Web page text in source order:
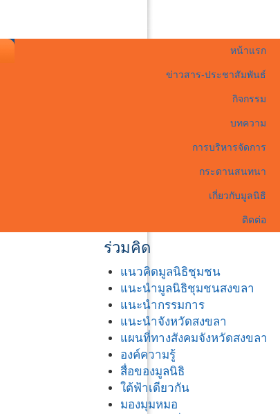
หน้าแรก
ข่าวสาร-ประชาสัมพันธ์
กิจกรรม
บทความ
การบริหารจัดการ
กระดานสนทนา
เกี่ยวกับมูลนิธิ
ติดต่อ
ร่วมคิด
แนวคิดมูลนิธิชุมชน
แนะนำมูลนิธิชุมชนสงขลา
แนะนำกรรมการ
แนะนำจังหวัดสงขลา
แผนที่ทางสังคมจังหวัดสงขลา
องค์ความรู้
สื่อของมูลนิธิ
ใต้ฟ้าเดียวกัน
มองมุมหมอ